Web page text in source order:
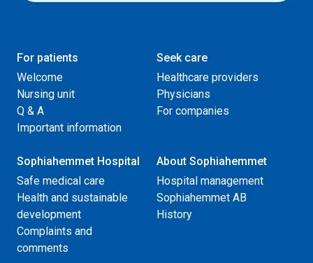
For patients
Welcome
Nursing unit
Q & A
Important information
Seek care
Healthcare providers
Physicians
For companies
Sophiahemmet Hospital
Safe medical care
Health and sustainable
development
Complaints and
comments
About Sophiahemmet
Hospital management
Sophiahemmet AB
History